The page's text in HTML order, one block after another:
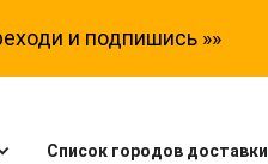
и подпишись »»
Список городов доставки